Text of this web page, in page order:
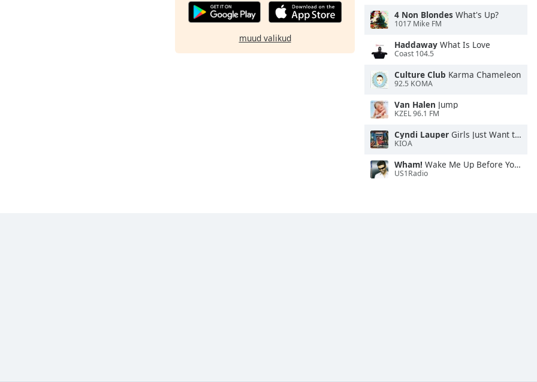
muud valikud
4 Non Blondes What's Up?
1017 Mike FM
Haddaway What Is Love
Coast 104.5
Culture Club Karma Chameleon
92.5 KOMA
Van Halen Jump
KZEL 96.1 FM
Cyndi Lauper Girls Just Want to Have Fun
KIOA
Wham! Wake Me Up Before You Go-Go
US1Radio